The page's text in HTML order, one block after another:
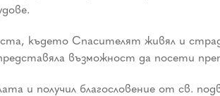
където Спасителят живял и
възможност да посети
и получил благословение от св.